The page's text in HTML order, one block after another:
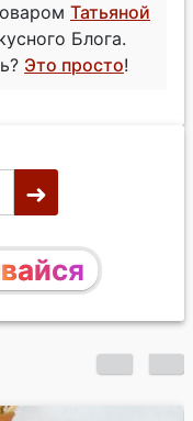
Татьяной
Блога.
Это просто!